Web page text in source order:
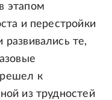
этапом
и перестройки
те,
к
из трудностей